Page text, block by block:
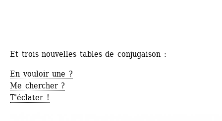
Et trois nouvelles tables de conjugaison :
En vouloir une ?
Me chercher ?
T'éclater !